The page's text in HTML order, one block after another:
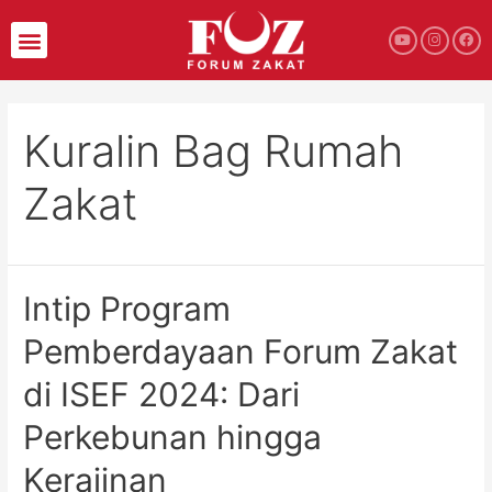
Kuralin Bag Rumah
Zakat
Intip Program
Pemberdayaan Forum Zakat
di ISEF 2024: Dari
Perkebunan hingga
Kerajinan